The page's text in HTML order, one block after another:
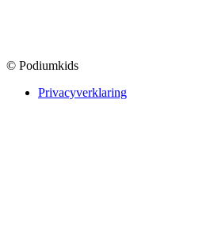
© Podiumkids
Privacyverklaring